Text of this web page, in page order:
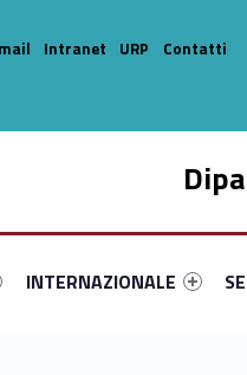
33
primary-80946-44
Link identifier #link-menu-
INTERNAZIONALE
Intranet URP
Contatti